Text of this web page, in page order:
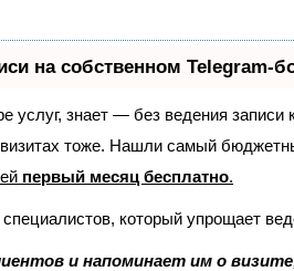
на собственном Telegram-
услуг, знает — без ведения
визитах тоже. Нашли самый
первый месяц бесплатно.
который упрощает
и напоминает им о